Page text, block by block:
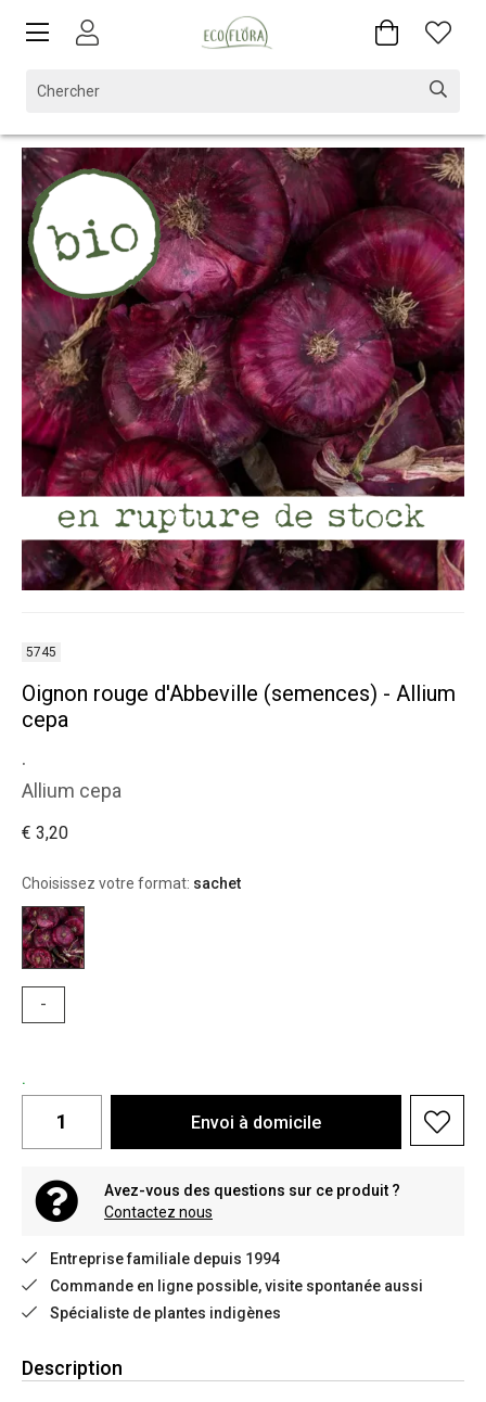
5745
Oignon rouge d'Abbeville (semences) - Allium
cepa
.
Allium cepa
€ 3,20
Choisissez votre format: sachet
-
.
Envoi à domicile
Avez-vous des questions sur ce produit ?
Contactez nous
Entreprise familiale depuis 1994
Commande en ligne possible, visite spontanée aussi
Spécialiste de plantes indigènes
Description